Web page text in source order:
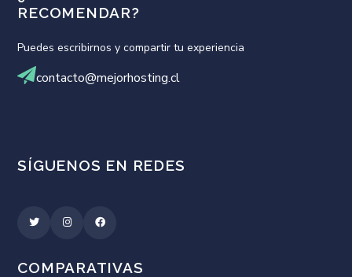
RECOMENDAR?
Puedes escribirnos y compartir tu experiencia
contacto@mejorhosting.cl
SÍGUENOS EN REDES
COMPARATIVAS